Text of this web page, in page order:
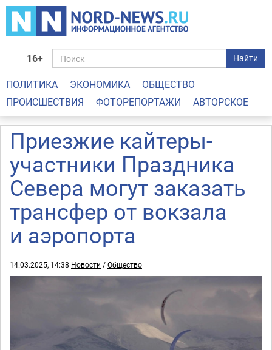
16+ Найти
ПОЛИТИКА ЭКОНОМИКА
ОБЩЕСТВО
ПРОИСШЕСТВИЯ
ФОТОРЕПОРТАЖИ АВТОРСКОЕ
Приезжие кайтеры-
участники Праздника
Севера могут заказать
трансфер от вокзала
и аэропорта
14.03.2025, 14:38 Новости /Общество